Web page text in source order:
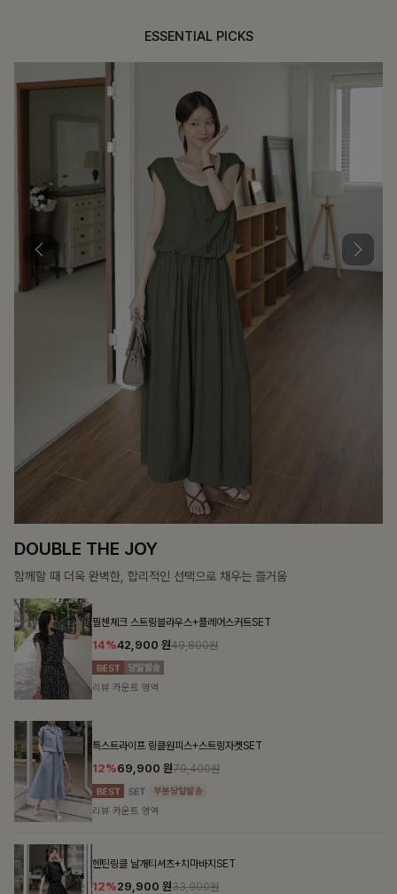
ESSENTIAL PICKS
SOFT SILHOUETT
살랑이는 가벼움, 입는 순간 우아함이 피어나는 실루엣
첼스트링 7부블라우스
10%26,100 원28,900원
리뷰 카운트 영역
맨튼브이넥 스트링블라우스
10%34,900 원38,700원
리뷰 카운트 영역
펜밋링클 배색블라우스
10%36,000 원39,900원